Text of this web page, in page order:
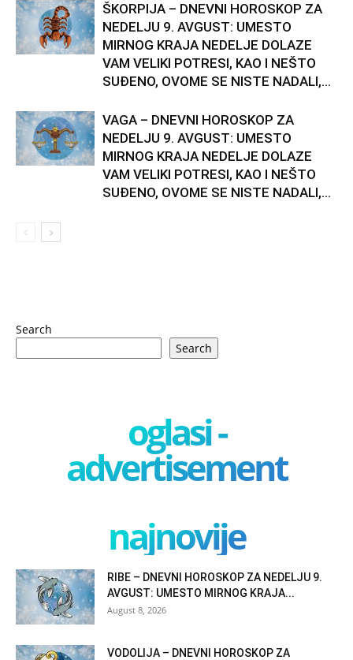
ŠKORPIJA – DNEVNI HOROSKOP ZA
NEDELJU 9. AVGUST: UMESTO
MIRNOG KRAJA NEDELJE DOLAZE
VAM VELIKI POTRESI, KAO I NEŠTO
SUĐENO, OVOME SE NISTE NADALI,...
VAGA – DNEVNI HOROSKOP ZA
NEDELJU 9. AVGUST: UMESTO
MIRNOG KRAJA NEDELJE DOLAZE
VAM VELIKI POTRESI, KAO I NEŠTO
SUĐENO, OVOME SE NISTE NADALI,...
Search
Search
oglasi -
advertisement
najnovije
RIBE – DNEVNI HOROSKOP ZA NEDELJU 9.
AVGUST: UMESTO MIRNOG KRAJA...
August 8, 2026
VODOLIJA – DNEVNI HOROSKOP ZA